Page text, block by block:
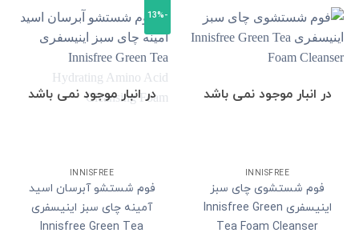
در انبار موجود نمی باشد
INNISFREE
فوم شستشوی چای سبز
اینیسفری Innisfree Green
Tea Foam Cleanser
-13%
در انبار موجود نمی باشد
INNISFREE
فوم شستشو آبرسان اسید
آمینه چای سبز اینیسفری
Innisfree Green Tea